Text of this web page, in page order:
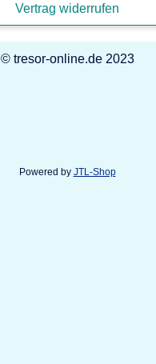
Vertrag widerrufen
© tresor-online.de 2023
Powered by JTL-Shop